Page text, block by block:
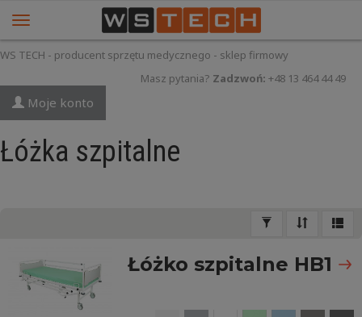
WS TECH - producent sprzętu medycznego - sklep firmowy
Masz pytania? Zadzwoń: +48 13 464 44 49
Moje konto
Łóżka szpitalne
Łóżko szpitalne HB1